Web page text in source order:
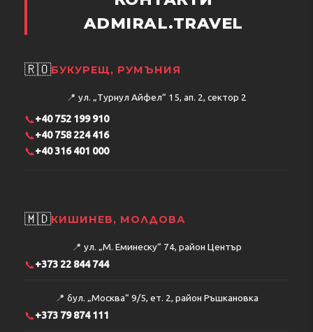
ADMIRAL.TRAVEL
🇷🇴БУКУРЕЩ, РУМЪНИЯ
📍 ул. „Турнул Айфел“ 15, ап. 2, сектор 2
📞+40 752 199 910
📞+40 758 224 416
📞+40 316 401 000
🇲🇩КИШИНЕВ, МОЛДОВА
📍 ул. „М. Еминеску“ 74, район Център
📞+373 22 844 744
📍 бул. „Москва“ 9/5, ет. 2, район Ръшкановка
📞+373 79 874 111